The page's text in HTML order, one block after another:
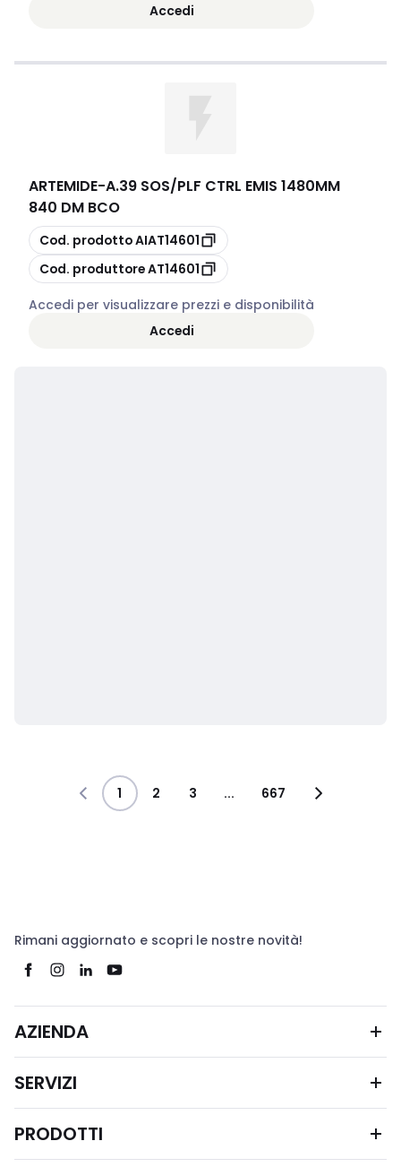
Accedi
ARTEMIDE-A.39 SOS/PLF CTRL EMIS 1480MM
840 DM BCO
copia
Cod. prodottoAIAT14601
copia
Cod. produttoreAT14601
Accedi per visualizzare prezzi e disponibilità
Accedi
1 2 3 ... 667
Rimani aggiornato e scopri le nostre novità!
AZIENDA
SERVIZI
PRODOTTI